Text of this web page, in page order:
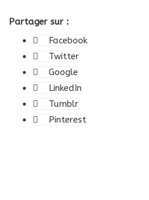
Partager sur :
Facebook
Twitter
Google
LinkedIn
Tumblr
Pinterest